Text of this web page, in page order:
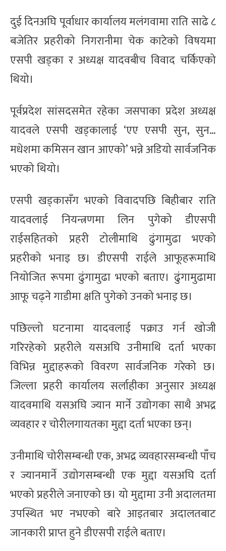
दुई दिनअघि पूर्वाधार कार्यालय मलंगवामा राति साढे ८
बजेतिर प्रहरीको निगरानीमा चेक काटेको विषयमा
एसपी खड्का र अध्यक्ष यादवबीच विवाद चर्किएको
थियो।
पूर्वप्रदेश सांसदसमेत रहेका जसपाका प्रदेश अध्यक्ष
यादवले एसपी खड्कालाई ‘एए एसपी सुन, सुन…
मधेशमा कमिसन खान आएको’ भन्ने अडियो सार्वजनिक
भएको थियो।
एसपी खड्कासँग भएको विवादपछि बिहीबार राति
यादवलाई नियन्त्रणमा लिन पुगेको डीएसपी
राईसहितको प्रहरी टोलीमाथि ढुंगामुढा भएको
प्रहरीको भनाइ छ। डीएसपी राईले आफूहरूमाथि
नियोजित रूपमा ढुंगामुढा भएको बताए। ढुंगामुढामा
आफू चढ्ने गाडीमा क्षति पुगेको उनको भनाइ छ।
पछिल्लो घटनामा यादवलाई पक्राउ गर्न खोजी
गरिरहेको प्रहरीले यसअघि उनीमाथि दर्ता भएका
विभिन्न मुद्दाहरूको विवरण सार्वजनिक गरेको छ।
जिल्ला प्रहरी कार्यालय सर्लाहीका अनुसार अध्यक्ष
यादवमाथि यसअघि ज्यान मार्ने उद्योगका साथै अभद्र
व्यवहार र चोरीलगायतका मुद्दा दर्ता भएका छन्।
उनीमाथि चोरीसम्बन्धी एक, अभद्र व्यवहारसम्बन्धी पाँच
र ज्यानमार्ने उद्योगसम्बन्धी एक मुद्दा यसअघि दर्ता
भएको प्रहरीले जनाएको छ। यो मुद्दामा उनी अदालतमा
उपस्थित भए नभएको बारे आइतबार अदालतबाट
जानकारी प्राप्त हुने डीएसपी राईले बताए।